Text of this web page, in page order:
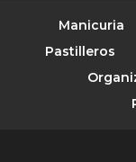
Manicuria
Pastilleros